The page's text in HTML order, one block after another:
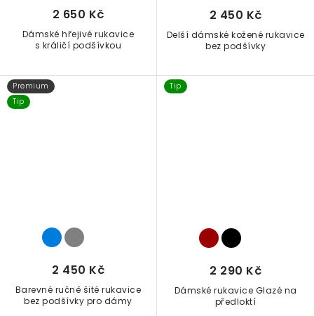
Dámské hřejivé rukavice
s králičí podšívkou
2 650 Kč
Delší dámské kožené rukavice
bez podšívky
2 450 Kč
Barevné ručně šité rukavice
bez podšívky pro dámy
Premium
Tip
2 450 Kč
Dámské rukavice Glazé na
předloktí
Tip
2 290 Kč